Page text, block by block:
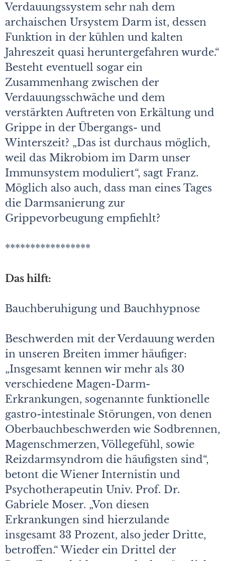
Verdauungssystem sehr nah dem
archaischen Ursystem Darm ist, dessen
Funktion in der kühlen und kalten
Jahreszeit quasi heruntergefahren wurde.“
Besteht eventuell sogar ein
Zusammenhang zwischen der
Verdauungsschwä­che und dem
verstärkten Auftreten von Erkältung und
Grippe in der Übergangs- und
Winterszeit? „Das ist durchaus möglich,
weil das Mikrobiom im Darm unser
Immunsystem moduliert“, sagt Franz.
Möglich also auch, dass man eines Tages
die Darmsanierung zur
Grippevorbeugung empfiehlt?
*****************
Das hilft:
Bauchberuhigung und Bauchhypnose
Beschwerden mit der Verdauung werden
in unseren Breiten immer häufiger:
„Insgesamt kennen wir mehr als 30
verschiedene Magen-Darm-
Erkrankungen, sogenannte funktionelle
gastro-intestinale Störungen, von denen
Oberbauchbeschwerden wie Sodbrennen,
Magenschmerzen, Völlegefühl, sowie
Reizdarmsyndrom die häufigsten sind“,
betont die Wiener Internistin und
Psychotherapeutin Univ. Prof. Dr.
Gabriele Moser. „Von diesen
Erkrankungen sind hierzulande
insgesamt 33 Prozent, also jeder Dritte,
betroffen.“ Wieder ein Drittel der